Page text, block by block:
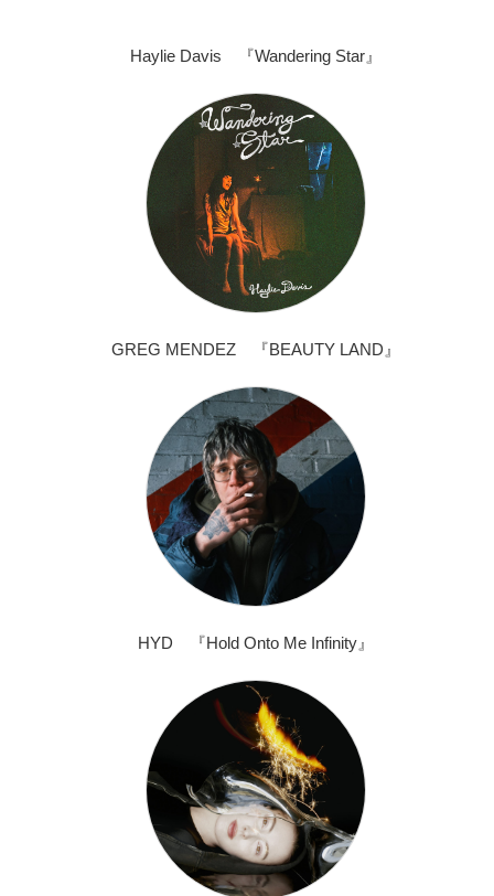
Haylie Davis 『Wandering Star』
GREG MENDEZ 『BEAUTY LAND』
HYD 『Hold Onto Me Infinity』